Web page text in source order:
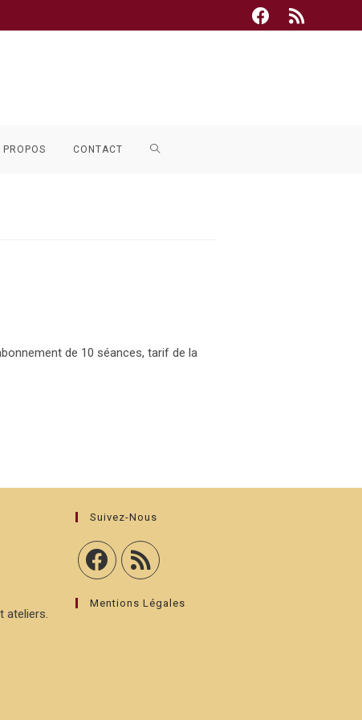
PROPOS CONTACT TOGGLE
de 10 séances, tarif de la
ateliers.
Suivez-Nous
Mentions Légales